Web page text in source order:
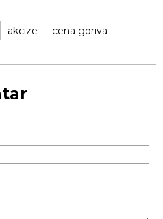
akcize cena goriva